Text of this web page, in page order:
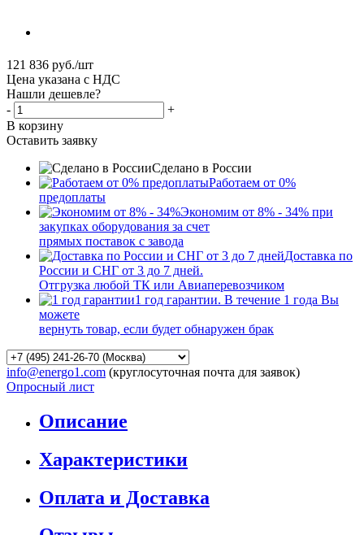
121 836 руб./шт
Цена указана с НДС
Нашли дешевле?
-
+
В корзину
Оставить заявку
Сделано в России
Работаем от 0%
предоплаты
Экономим от 8% - 34% при
закупках оборудования за счет
прямых поставок с завода
Доставка по
России и СНГ от 3 до 7 дней.
Отгрузка любой ТК или Авиаперевозчиком
1 год гарантии. В течение 1 года Вы
можете
вернуть товар, если будет обнаружен брак
info@energo1.com (круглосуточная почта для заявок)
Опросный лист
Описание
Характеристики
Оплата и Доставка